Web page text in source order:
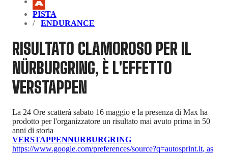
PISTA
ENDURANCE
RISULTATO CLAMOROSO PER IL
NÜRBURGRING, È L'EFFETTO
VERSTAPPEN
La 24 Ore scatterà sabato 16 maggio e la presenza di Max ha
prodotto per l'organizzatore un risultato mai avuto prima in 50
anni di storia
VERSTAPPENNURBURGRING
https://www.google.com/preferences/source?q=autosprint.it, as